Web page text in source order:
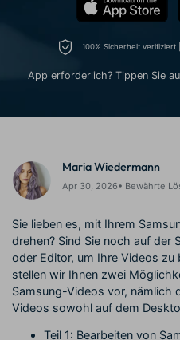
Video-Prompts
Über 100 heiße Video-
Prompts – schnell ähnliche
Videos erstellen
Kickstart Bootcamp
Videobearbeitungs-
Fähigkeiten mit Filmora
Creator
Monetarisierungs-
Programm
Monetarisieren Sie
Ihren Einfluss mit Filmora
Erste Schritte
Kunden-Support
Kunden-Geschichten
Erfahren Sie, wie unsere
Kunden Erfolg haben
KAUFEN
100% Sicherheit verifiziert
App erforderlich? Tippen Sie
Maria Wiedermann
Apr 30, 2026• Bewährte
Sie lieben es, mit Ihrem
drehen? Sind Sie noch auf der
oder Editor, um Ihre Videos zu
stellen wir Ihnen zwei
Samsung-Videos vor, nämlich
Videos sowohl auf dem
Teil 1: Bearbeiten von